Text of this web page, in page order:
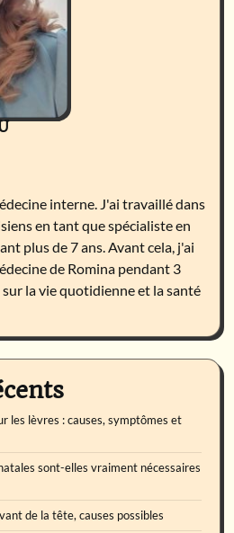
interne. J'ai travaillé dans
en tant que spécialiste en
plus de 7 ans. Avant cela, j'ai
de Romina pendant 3
sur la vie quotidienne et la santé
les lèvres : causes, symptômes et
sont-elles vraiment nécessaires
de la tête, causes possibles